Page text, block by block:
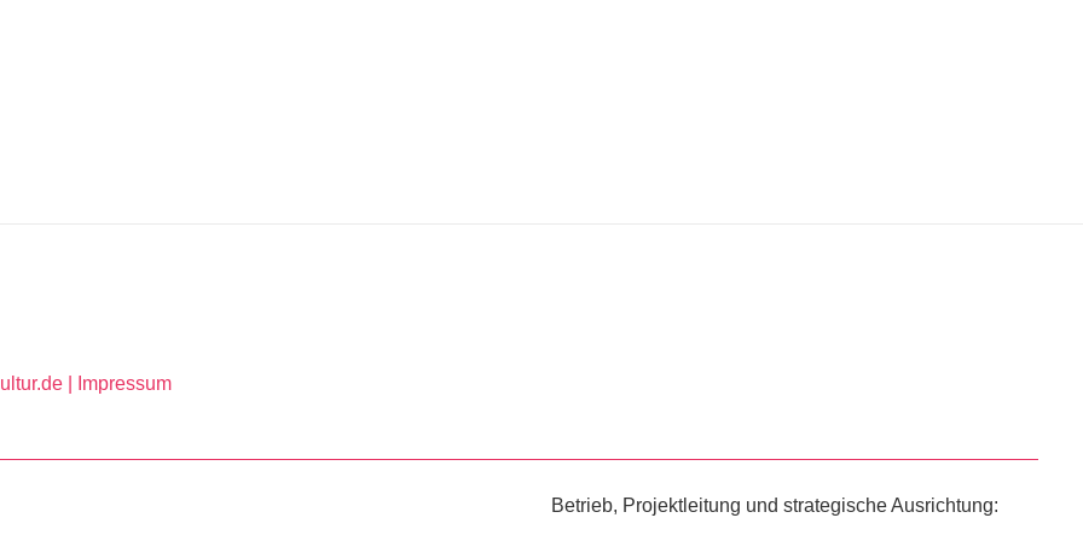
| Impressum
Betrieb, Projektleitung und strategische Ausrichtung: